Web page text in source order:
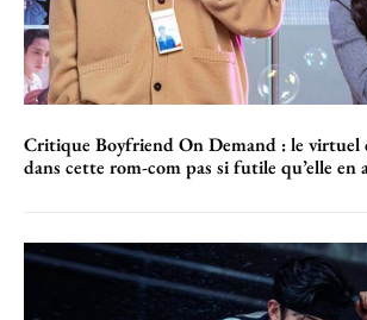
Critique Boyfriend On Demand : le virtuel
dans cette rom-com pas si futile qu’elle en